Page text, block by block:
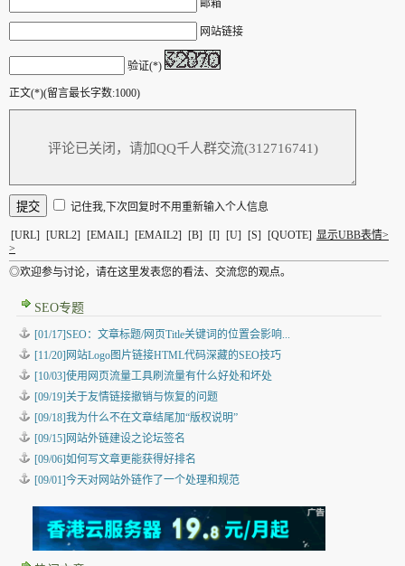
邮箱
网站链接
验证(*)
正文(*)(留言最长字数:1000)
记住我,下次回复时不用重新输入个人信息
[URL] [URL2] [EMAIL] [EMAIL2] [B] [I] [U] [S] [QUOTE] 显示UBB表情>
>
◎欢迎参与讨论，请在这里发表您的看法、交流您的观点。
SEO专题
[01/17]SEO：文章标题/网页Title关键词的位置会影响...
[11/20]网站Logo图片链接HTML代码深藏的SEO技巧
[10/03]使用网页流量工具刷流量有什么好处和坏处
[09/19]关于友情链接撤销与恢复的问题
[09/18]我为什么不在文章结尾加“版权说明”
[09/15]网站外链建设之论坛签名
[09/06]如何写文章更能获得好排名
[09/01]今天对网站外链作了一个处理和规范